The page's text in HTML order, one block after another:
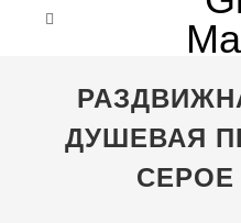
ДУШЕВАЯ
СЕРОЕ